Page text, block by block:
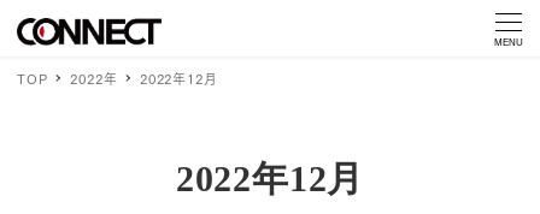
MENU
TOP 2022年 2022年12月
2022年12月